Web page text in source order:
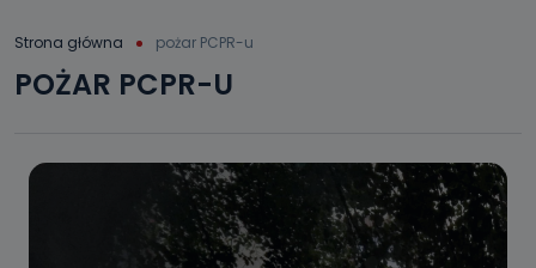
Strona główna pożar PCPR-u
POŻAR PCPR-U